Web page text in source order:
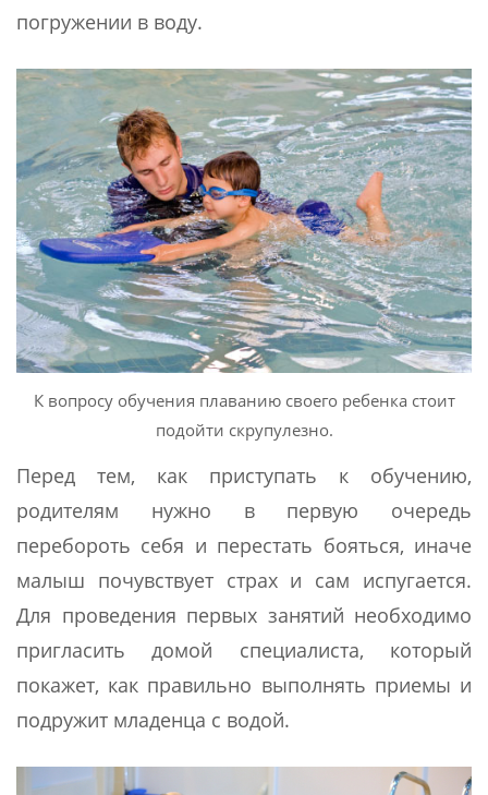
погружении в воду.
К вопросу обучения плаванию своего ребенка стоит
подойти скрупулезно.
Перед тем, как приступать к обучению,
родителям нужно в первую очередь
перебороть себя и перестать бояться, иначе
малыш почувствует страх и сам испугается.
Для проведения первых занятий необходимо
пригласить домой специалиста, который
покажет, как правильно выполнять приемы и
подружит младенца с водой.